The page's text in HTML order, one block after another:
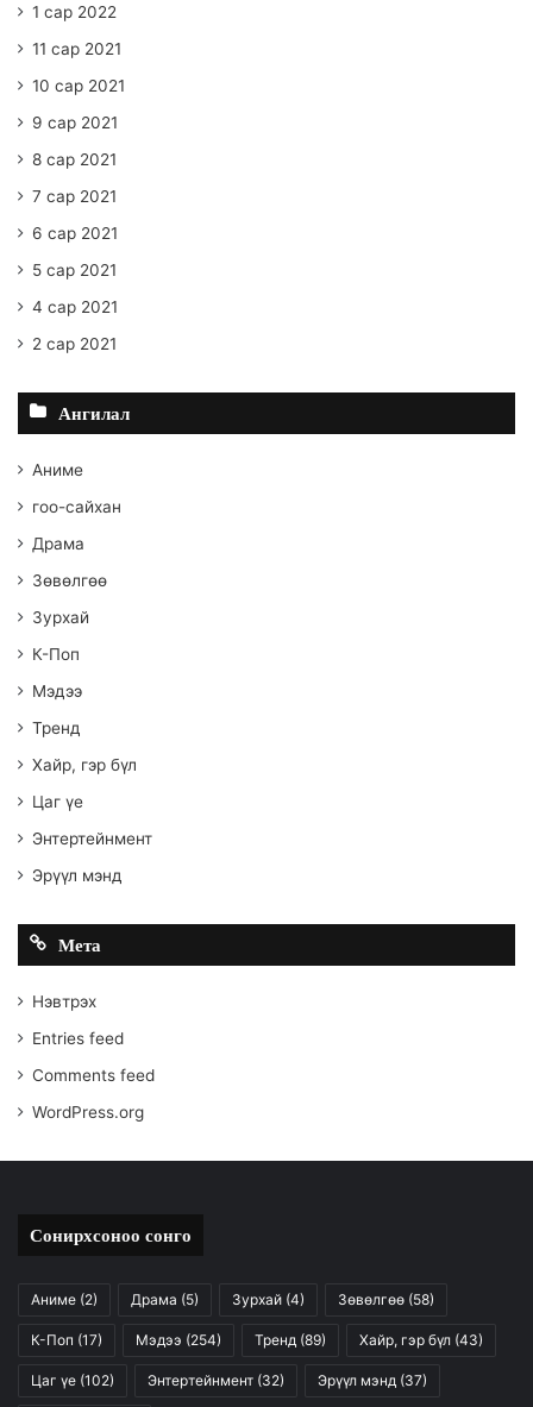
1 сар 2022
11 сар 2021
10 сар 2021
9 сар 2021
8 сар 2021
7 сар 2021
6 сар 2021
5 сар 2021
4 сар 2021
2 сар 2021
Ангилал
Аниме
гоо-сайхан
Драма
Зөвөлгөө
Зурхай
К-Поп
Мэдээ
Тренд
Хайр, гэр бүл
Цаг үе
Энтертейнмент
Эрүүл мэнд
Мета
Нэвтрэх
Entries feed
Comments feed
WordPress.org
Сонирхсоноо сонго
Аниме (2) Драма (5) Зурхай (4) Зөвөлгөө (58)
К-Поп (17) Мэдээ (254) Тренд (89) Хайр, гэр бүл (43)
Цаг үе (102) Энтертейнмент (32) Эрүүл мэнд (37)